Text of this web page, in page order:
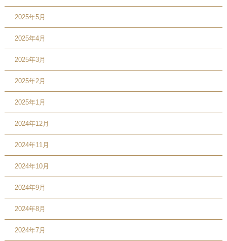
2025年5月
2025年4月
2025年3月
2025年2月
2025年1月
2024年12月
2024年11月
2024年10月
2024年9月
2024年8月
2024年7月